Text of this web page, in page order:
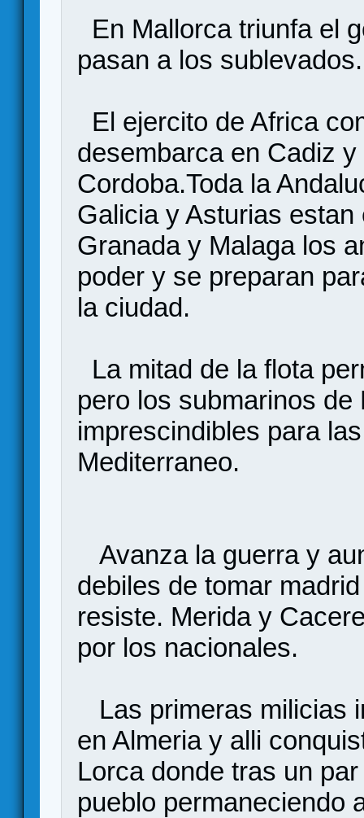
En Mallorca triunfa el
pasan a los sublevados.
El ejercito de Africa
desembarca en Cadiz
Cordoba.Toda la
Galicia y Asturias
Granada y Malaga los
poder y se preparan
la ciudad.
La mitad de la flota
pero los submarinos
imprescindibles para
Mediterraneo.
Avanza la guerra y
debiles de tomar
resiste. Merida y
por los nacionales.
Las primeras milicias
en Almeria y alli
Lorca donde tras un
pueblo permaneciendo